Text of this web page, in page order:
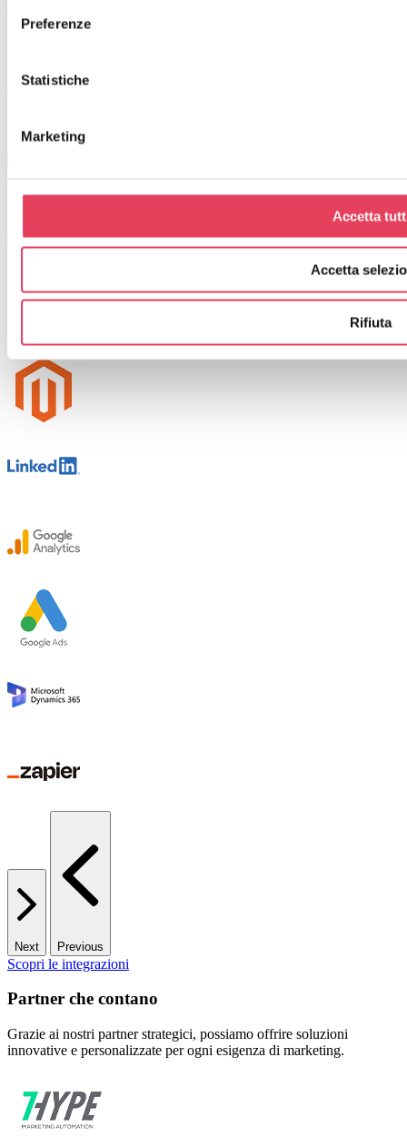
Preferenze
Statistiche
Marketing
Accetta
Accetta
Rifiuta
Next Previous
Scopri le integrazioni
Partner che contano
Grazie ai nostri partner strategici, possiamo offrire soluzioni
innovative e personalizzate per ogni esigenza di marketing.